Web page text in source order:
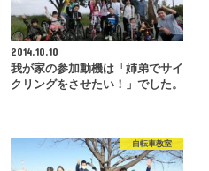
2014.10.10
我が家の参加動機は「姉弟でサイ
クリングをさせたい！」でした。
自転車教室